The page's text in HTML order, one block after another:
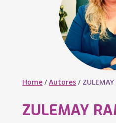
Home /Autores /
ZULEMAY